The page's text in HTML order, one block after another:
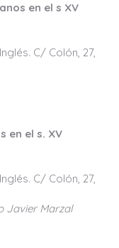
en el s XV
C/ Colón, 27,
en el s. XV
C/ Colón, 27,
Javier Marzal